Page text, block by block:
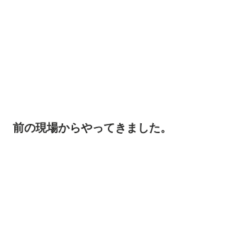
前の現場からやってきました。